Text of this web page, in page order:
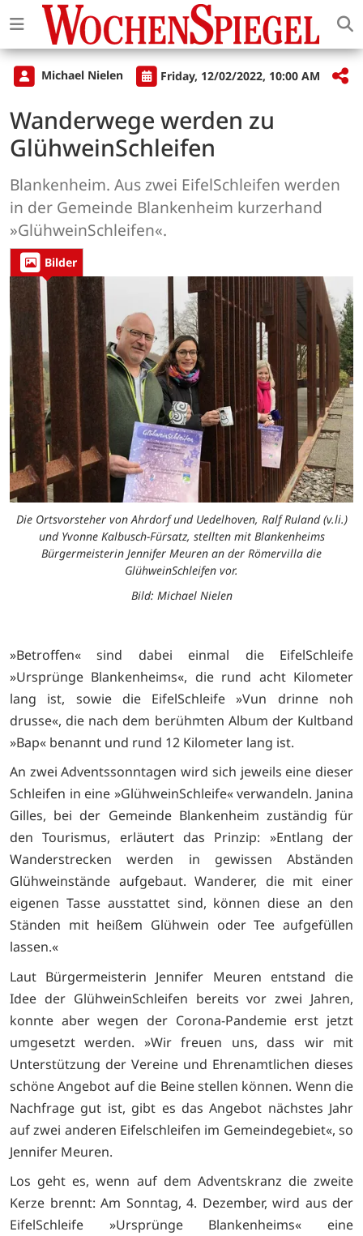
Michael Nielen Friday, 12/02/2022, 10:00 AM
Wanderwege werden zu
GlühweinSchleifen
Blankenheim. Aus zwei EifelSchleifen werden
in der Gemeinde Blankenheim kurzerhand
»GlühweinSchleifen«.
Bilder
Die Ortsvorsteher von Ahrdorf und Uedelhoven, Ralf Ruland (v.li.)
und Yvonne Kalbusch-Fürsatz, stellten mit Blankenheims
Bürgermeisterin Jennifer Meuren an der Römervilla die
GlühweinSchleifen vor.
Bild: Michael Nielen
»Betroffen« sind dabei einmal die EifelSchleife
»Ursprünge Blankenheims«, die rund acht Kilometer
lang ist, sowie die EifelSchleife »Vun drinne noh
drusse«, die nach dem berühmten Album der Kultband
»Bap« benannt und rund 12 Kilometer lang ist.
An zwei Adventssonntagen wird sich jeweils eine dieser
Schleifen in eine »GlühweinSchleife« verwandeln. Janina
Gilles, bei der Gemeinde Blankenheim zuständig für
den Tourismus, erläutert das Prinzip: »Entlang der
Wanderstrecken werden in gewissen Abständen
Glühweinstände aufgebaut. Wanderer, die mit einer
eigenen Tasse ausstattet sind, können diese an den
Ständen mit heißem Glühwein oder Tee aufgefüllen
lassen.«
Laut Bürgermeisterin Jennifer Meuren entstand die
Idee der GlühweinSchleifen bereits vor zwei Jahren,
konnte aber wegen der Corona-Pandemie erst jetzt
umgesetzt werden. »Wir freuen uns, dass wir mit
Unterstützung der Vereine und Ehrenamtlichen dieses
schöne Angebot auf die Beine stellen können. Wenn die
Nachfrage gut ist, gibt es das Angebot nächstes Jahr
auf zwei anderen Eifelschleifen im Gemeindegebiet«, so
Jennifer Meuren.
Los geht es, wenn auf dem Adventskranz die zweite
Kerze brennt: Am Sonntag, 4. Dezember, wird aus der
EifelSchleife »Ursprünge Blankenheims« eine